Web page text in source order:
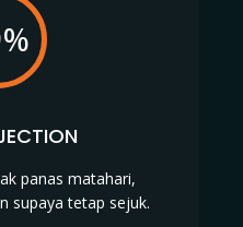
panas matahari,
supaya tetap sejuk.